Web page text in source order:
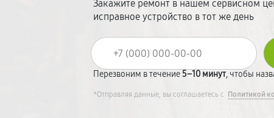
Закажите ремонт в нашем сервисном
исправное устройство в тот же день
Перезвоним в течение5–10 минут, чтобы
*Отправляя данные, вы соглашаетесь с Политикой